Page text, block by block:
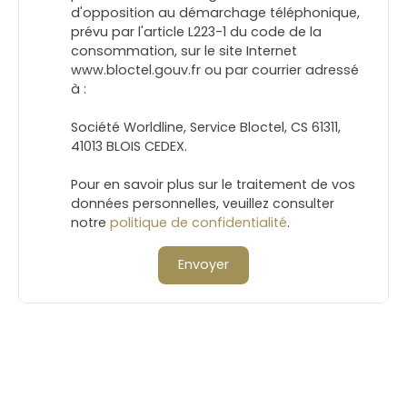
d'opposition au démarchage téléphonique,
prévu par l'article L223-1 du code de la
consommation, sur le site Internet
www.bloctel.gouv.fr ou par courrier adressé
à :
Société Worldline, Service Bloctel, CS 61311,
41013 BLOIS CEDEX.
Pour en savoir plus sur le traitement de vos
données personnelles, veuillez consulter
notre politique de confidentialité.
Envoyer